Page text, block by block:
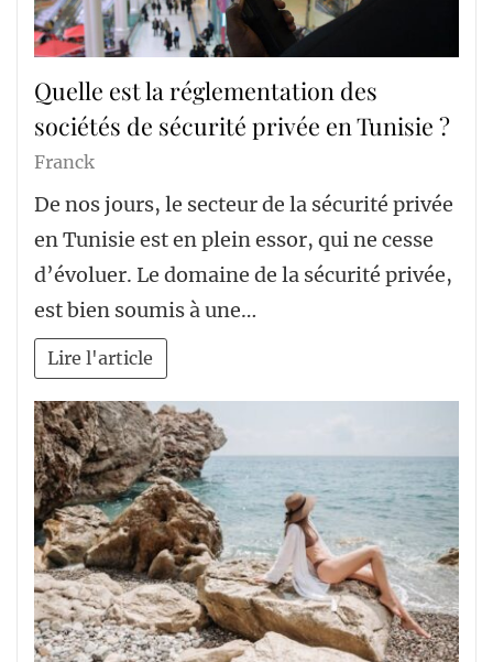
Quelle est la réglementation des
sociétés de sécurité privée en Tunisie ?
Franck
De nos jours, le secteur de la sécurité privée
en Tunisie est en plein essor, qui ne cesse
d’évoluer. Le domaine de la sécurité privée,
est bien soumis à une…
Lire l'article